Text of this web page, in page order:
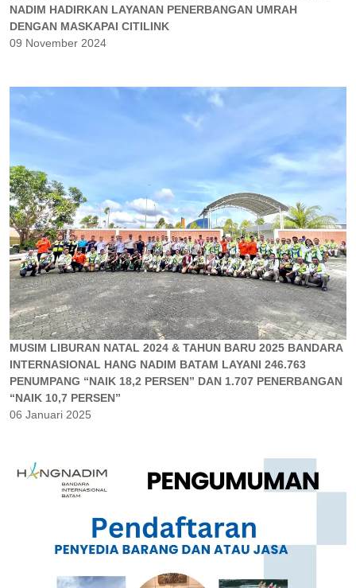
NADIM HADIRKAN LAYANAN PENERBANGAN UMRAH
DENGAN MASKAPAI CITILINK
09 November 2024
MUSIM LIBURAN NATAL 2024 & TAHUN BARU 2025 BANDARA
INTERNASIONAL HANG NADIM BATAM LAYANI 246.763
PENUMPANG “NAIK 18,2 PERSEN” DAN 1.707 PENERBANGAN
“NAIK 10,7 PERSEN”
06 Januari 2025